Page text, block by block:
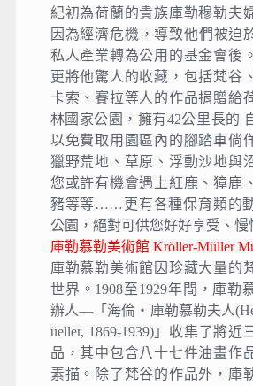
紀初為荷蘭的貴族庫勒穆勒夫
因為經濟危機，導致他們被迫
私人產業轉為公用的基金會後
更將他驚人的收藏，包括梵谷
卡索、賽拉等人的作品捐贈給
林國家公園，擁有42公里長的
以免費取用園區內的腳踏車倘
獵野荒地、草原、浮動沙地與
您或許有機會遇上紅鹿、獐鹿
豬等等……更有各種保育類的
公園，絕對可供您好好享受、慢
庫勒慕勒美術館 Kröller-Müller
庫勒慕勒美術館因珍藏大量的
世界。1908至1929年間，庫勒
辦人—「海倫‧庫勒慕勒夫人
üeller, 1869-1939)」收集了將近
品，其中包含八十七件油畫作
素描。除了梵谷的作品外，庫